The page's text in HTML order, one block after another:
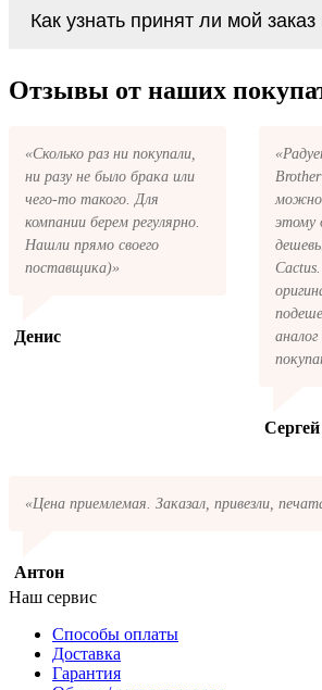
В любом случае вы можете
картриджи IBM 2380 series. У
моделей принтеров.
причине вам не подошли, мы
Как узнать принят ли мой
IBM 2380 series на указанную
электронную почту придёт
чтобы оформить доставку.
получили письмо с копией
пожалуйста, свяжитесь с нами
обратная связь, или позвоните.
Отзывы от наших
«Сколько раз ни покупали,
ни разу не было брака или
чего-то такого. Для
компании берем регулярно.
Нашли прямо своего
поставщика)»
Денис
можно
этому
Сергей
«Цена приемлемая. Заказал, привезли,
Антон
Наш сервис
Способы оплаты
Доставка
Гарантия